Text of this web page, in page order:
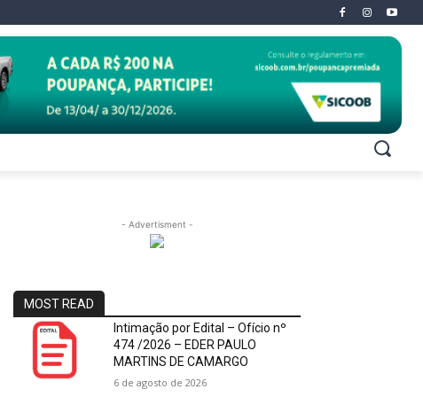
- Advertisment -
MOST READ
Intimação por Edital – Ofício nº
474 /2026 – EDER PAULO
MARTINS DE CAMARGO
6 de agosto de 2026